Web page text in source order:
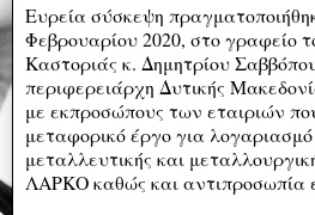
Ευρεία σύσκεψη
Φεβρουαρίου 2020, στο γραφείο
Καστοριάς κ. Δημητρίου
περιφερειάρχη Δυτικής
με εκπροσώπους των εταιριών
μεταφορικό έργο για λογαριασμό
μεταλλευτικής και
ΛΑΡΚΟ καθώς και αντιπροσωπία